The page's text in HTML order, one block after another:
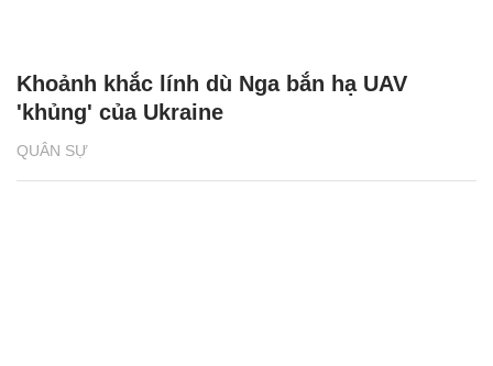
QUÂN SỰ
Khoảnh khắc lính dù Nga bắn hạ UAV
'khủng' của Ukraine